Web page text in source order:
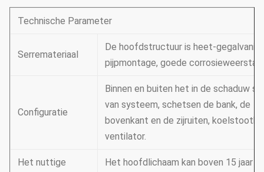
Technische Parameter
Serremateriaal
De hoofdstructuur is heet-
pijpmontage, goede
Configuratie
Binnen en buiten het in de schaduw
van systeem, schetsen de bank, de
bovenkant en de zijruiten,
ventilator.
Het nuttige
Het hoofdlichaam kan boven 15 jaar